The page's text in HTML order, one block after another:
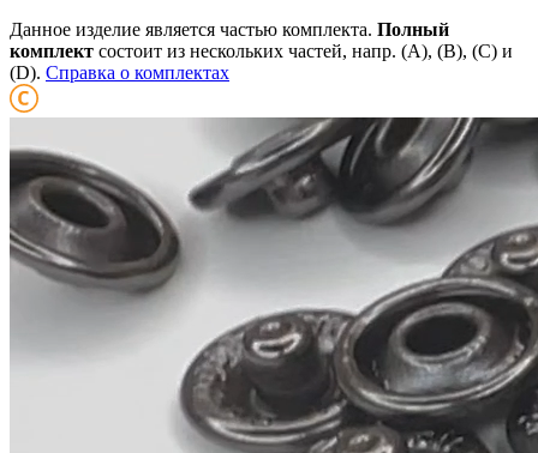
Данное изделие является частью комплекта. Полный
комплект состоит из нескольких частей, напр. (А), (B), (С) и
(D). Справка о комплектах